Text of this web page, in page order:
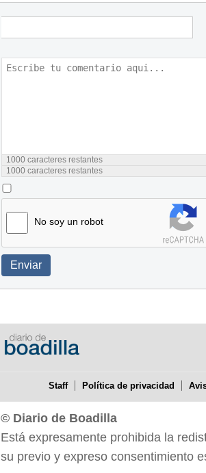
1000 caracteres restantes
1000 caracteres restantes
No soy un robot
Enviar
Staff Política de privacidad
© Diario de Boadilla
Está expresamente prohibida la
su previo y expreso consentimiento